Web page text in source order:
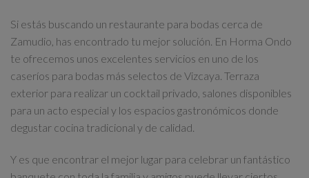
Si estás buscando un restaurante para bodas cerca de
Zamudio , has encontrado tu mejor solución. En Horma Ondo
te ofrecemos unos excelentes servicios en uno de los
caseríos para bodas más selectos de Vizcaya. Terraza
exterior para realizar un cocktail privado, salones disponibles
para un acto especial y los espacios gastronómicos donde
degustar cocina tradicional y de calidad.
Y es que encontrar el mejor lugar para celebrar un fantástico